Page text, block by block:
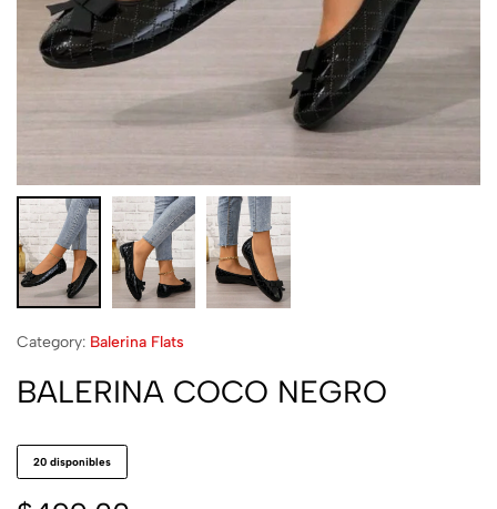
Category: Balerina Flats
BALERINA COCO NEGRO
20 disponibles